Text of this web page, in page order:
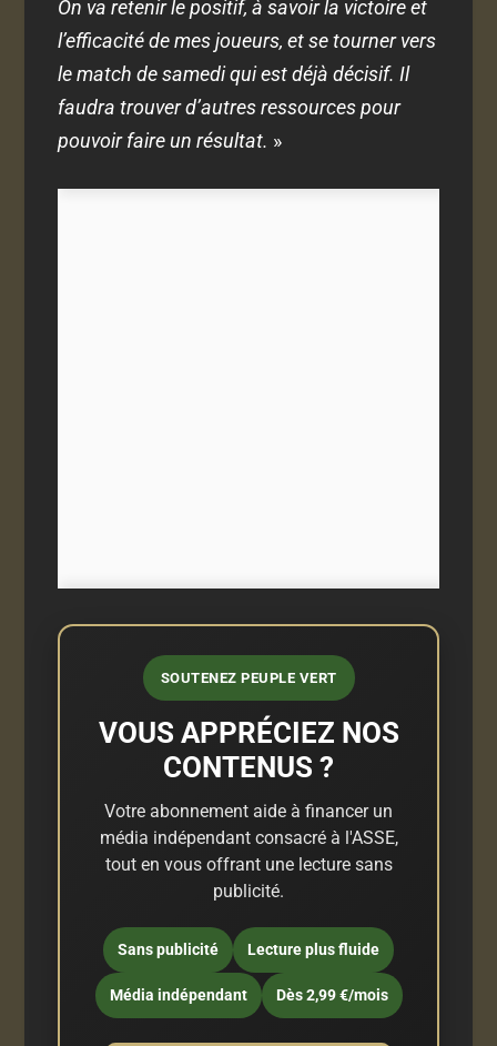
On va retenir le positif, à savoir la victoire et
l’efficacité de mes joueurs, et se tourner vers
le match de samedi qui est déjà décisif. Il
faudra trouver d’autres ressources pour
pouvoir faire un résultat. »
SOUTENEZ PEUPLE VERT
VOUS APPRÉCIEZ NOS
CONTENUS ?
Votre abonnement aide à financer un
média indépendant consacré à l'ASSE,
tout en vous offrant une lecture sans
publicité.
Sans publicité Lecture plus fluide
Média indépendant Dès 2,99 €/mois